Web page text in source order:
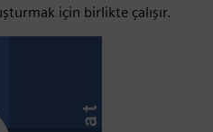
için birlikte çalışır.